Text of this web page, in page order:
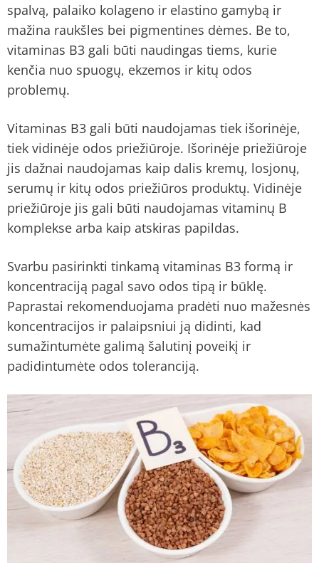
spalvą, palaiko kolageno ir elastino gamybą ir
mažina raukšles bei pigmentines dėmes. Be to,
vitaminas B3 gali būti naudingas tiems, kurie
kenčia nuo spuogų, ekzemos ir kitų odos
problemų.
Vitaminas B3 gali būti naudojamas tiek išorinėje,
tiek vidinėje odos priežiūroje. Išorinėje priežiūroje
jis dažnai naudojamas kaip dalis kremų, losjonų,
serumų ir kitų odos priežiūros produktų. Vidinėje
priežiūroje jis gali būti naudojamas vitaminų B
komplekse arba kaip atskiras papildas.
Svarbu pasirinkti tinkamą vitaminas B3 formą ir
koncentraciją pagal savo odos tipą ir būklę.
Paprastai rekomenduojama pradėti nuo mažesnės
koncentracijos ir palaipsniui ją didinti, kad
sumažintumėte galimą šalutinį poveikį ir
padidintumėte odos toleranciją.